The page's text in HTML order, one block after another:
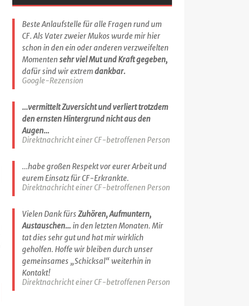
Beste Anlaufstelle für alle Fragen rund um
CF. Als Vater zweier Mukos wurde mir hier
schon in den ein oder anderen verzweifelten
Momenten sehr viel Mut und Kraft gegeben,
dafür sind wir extremdankbar.
Google-Rezension
...vermittelt Zuversicht und verliert trotzdem
den ernsten Hintergrund nicht aus den
Augen…
Direktnachricht einer CF-betroffenen Person
...habe großen Respekt vor eurer Arbeit und
eurem Einsatz für CF-Erkrankte.
Direktnachricht einer CF-betroffenen Person
Vielen Dank fürs Zuhören, Aufmuntern,
Austauschen… in den letzten Monaten. Mir
tat dies sehr gut und hat mir wirklich
geholfen. Hoffe wir bleiben durch unser
gemeinsames „Schicksal“ weiterhin in
Kontakt!
Direktnachricht einer CF-betroffenen Person